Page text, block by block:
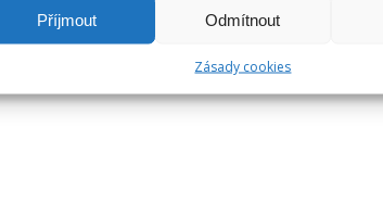
Příjmout Odmítnout
Zásady cookies